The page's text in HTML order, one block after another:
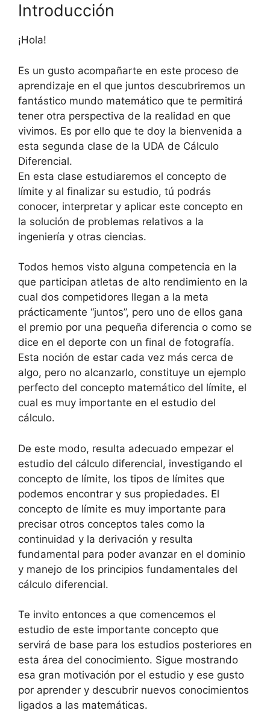
Introducción
¡Hola!
Es un gusto acompañarte en este proceso de
aprendizaje en el que juntos descubriremos un
fantástico mundo matemático que te permitirá
tener otra perspectiva de la realidad en que
vivimos. Es por ello que te doy la bienvenida a
esta segunda clase de la UDA de Cálculo
Diferencial.
En esta clase estudiaremos el concepto de
límite y al finalizar su estudio, tú podrás
conocer, interpretar y aplicar este concepto en
la solución de problemas relativos a la
ingeniería y otras ciencias.
Todos hemos visto alguna competencia en la
que participan atletas de alto rendimiento en la
cual dos competidores llegan a la meta
prácticamente “juntos”, pero uno de ellos gana
el premio por una pequeña diferencia o como se
dice en el deporte con un final de fotografía.
Esta noción de estar cada vez más cerca de
algo, pero no alcanzarlo, constituye un ejemplo
perfecto del concepto matemático del límite, el
cual es muy importante en el estudio del
cálculo.
De este modo, resulta adecuado empezar el
estudio del cálculo diferencial, investigando el
concepto de límite, los tipos de límites que
podemos encontrar y sus propiedades. El
concepto de límite es muy importante para
precisar otros conceptos tales como la
continuidad y la derivación y resulta
fundamental para poder avanzar en el dominio
y manejo de los principios fundamentales del
cálculo diferencial.
Te invito entonces a que comencemos el
estudio de este importante concepto que
servirá de base para los estudios posteriores en
esta área del conocimiento. Sigue mostrando
esa gran motivación por el estudio y ese gusto
por aprender y descubrir nuevos conocimientos
ligados a las matemáticas.